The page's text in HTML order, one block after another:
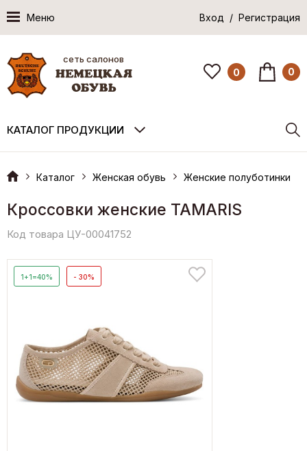
Меню Вход / Регистрация
сеть салонов
0 0
КАТАЛОГ ПРОДУКЦИИ
Каталог Женская обувь Женские полуботинки
Кроссовки женские TAMARIS
Код товара ЦУ-00041752
1+1=40% - 30%